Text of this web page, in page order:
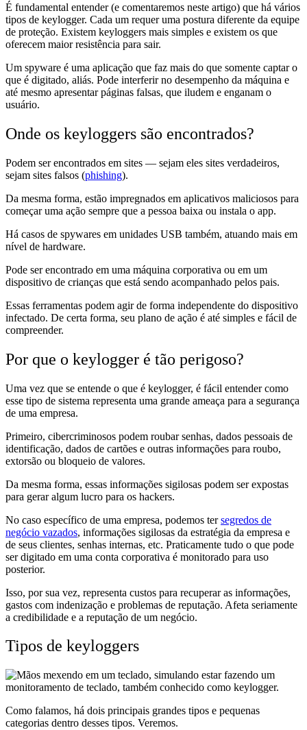
É fundamental entender (e comentaremos neste artigo) que há vários
tipos de keylogger. Cada um requer uma postura diferente da equipe
de proteção. Existem keyloggers mais simples e existem os que
oferecem maior resistência para sair.
Um spyware é uma aplicação que faz mais do que somente captar o
que é digitado, aliás. Pode interferir no desempenho da máquina e
até mesmo apresentar páginas falsas, que iludem e enganam o
usuário.
Onde os keyloggers são encontrados?
Podem ser encontrados em sites — sejam eles sites verdadeiros,
sejam sites falsos (phishing).
Da mesma forma, estão impregnados em aplicativos maliciosos para
começar uma ação sempre que a pessoa baixa ou instala o app.
Há casos de spywares em unidades USB também, atuando mais em
nível de hardware.
Pode ser encontrado em uma máquina corporativa ou em um
dispositivo de crianças que está sendo acompanhado pelos pais.
Essas ferramentas podem agir de forma independente do dispositivo
infectado. De certa forma, seu plano de ação é até simples e fácil de
compreender.
Por que o keylogger é tão perigoso?
Uma vez que se entende o que é keylogger, é fácil entender como
esse tipo de sistema representa uma grande ameaça para a segurança
de uma empresa.
Primeiro, cibercriminosos podem roubar senhas, dados pessoais de
identificação, dados de cartões e outras informações para roubo,
extorsão ou bloqueio de valores.
Da mesma forma, essas informações sigilosas podem ser expostas
para gerar algum lucro para os hackers.
No caso específico de uma empresa, podemos tersegredos de
negócio vazados, informações sigilosas da estratégia da empresa e
de seus clientes, senhas internas, etc. Praticamente tudo o que pode
ser digitado em uma conta corporativa é monitorado para uso
posterior.
Isso, por sua vez, representa custos para recuperar as informações,
gastos com indenização e problemas de reputação. Afeta seriamente
a credibilidade e a reputação de um negócio.
Tipos de keyloggers
Como falamos, há dois principais grandes tipos e pequenas
categorias dentro desses tipos. Veremos.